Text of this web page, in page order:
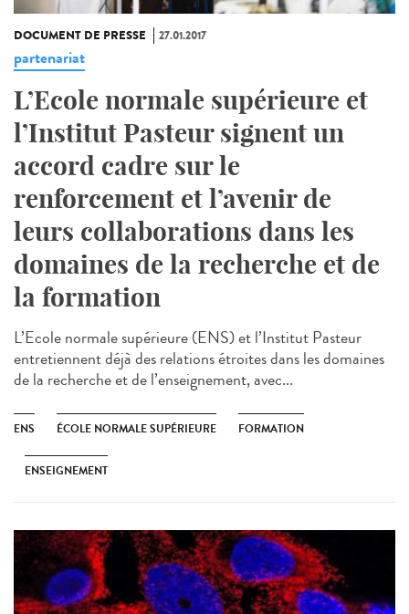
DOCUMENT DE PRESSE 27.01.2017
partenariat
L’Ecole normale supérieure et
l’Institut Pasteur signent un
accord cadre sur le
renforcement et l’avenir de
leurs collaborations dans les
domaines de la recherche et de
la formation
L’Ecole normale supérieure (ENS) et l’Institut Pasteur
entretiennent déjà des relations étroites dans les domaines
de la recherche et de l’enseignement, avec...
ENS ÉCOLE NORMALE SUPÉRIEURE FORMATION
ENSEIGNEMENT